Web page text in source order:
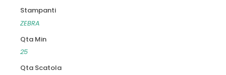
Stampanti
ZEBRA
Qta Min
25
Qta Scatola